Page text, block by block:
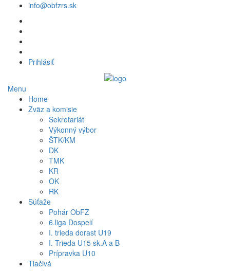
info@obfzrs.sk
Prihlásiť
Menu
Home
Zväz a komisie
Sekretariát
Výkonný výbor
ŠTK/KM
DK
TMK
KR
OK
RK
Súťaže
Pohár ObFZ
6.liga Dospelí
I. trieda dorast U19
I. Trieda U15 sk.A a B
Prípravka U10
Tlačivá